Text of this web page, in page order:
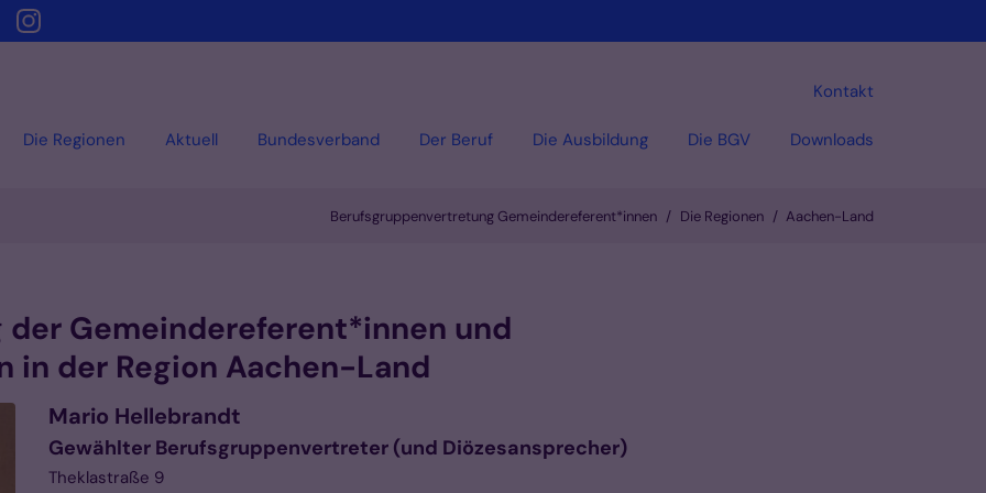
Die Regionen Aktuell Bundesverband Der Beruf Die Ausbildung Die BGV Downloads
Kontakt
Berufsgruppenvertretung Gemeindereferent*innen Die Regionen Aachen-Land
Gemeindereferent*innen und
der Region Aachen-Land
Mario Hellebrandt
Gewählter Berufsgruppenvertreter (und Diözesansprecher)
Theklastraße 9